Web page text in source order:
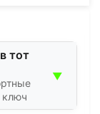
тот
ключ
▼